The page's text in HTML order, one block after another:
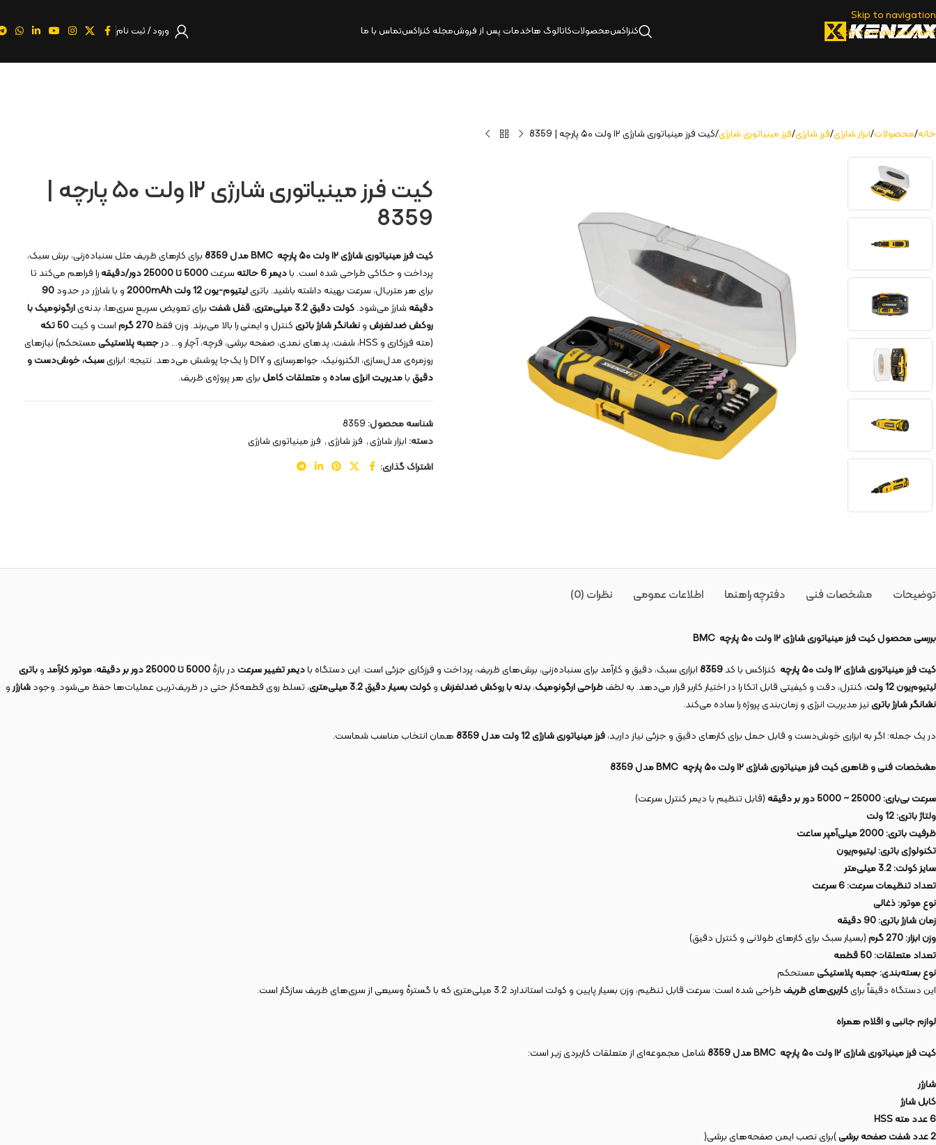
Skip to navigation
Skip to main content
کنزاکسمحصولاتکاتالوگ‌ هاخدمات پس از فروشمجله کنزاکستماس با ما ورود / ثبت نام
خانه محصولات ابزار شارژی فرز شارژی فرز مینیاتوری شارژی کیت فرز مینیاتوری شارژی ۱۲ ولت ۵۰ پارچه | 8359
کیت فرز مینیاتوری شارژی ۱۲ ولت ۵۰ پارچه |
8359
کیت فرز مینیاتوری شارژی۱۲ولت۵۰پارچه BMCمدل 8359
برای کارهای ظریف مثل سنباده‌زنی، برش سبک،
پرداخت و حکاکی طراحی شده است. بادیمر 6 حالته سرعت5000تا 25000 دور/دقیقه
را فراهم می‌کند تا
برای هر متریال، سرعت بهینه داشته باشید. باتریلیتیوم-یون 12 ولت 2000 mAh و با شارژر در حدود90
دقیقهشارژ می‌شود.کولت دقیق 3.2 میلی‌متری ،قفل شفتبرای تعویض سریع سری‌ها، بدنه‌یارگونومیک با
روکش ضدلغزشونشانگر شارژ باتریکنترل و ایمنی را بالا می‌برند. وزن فقط270گرماست و کیت50تکه
(مته فرزکاری و HSS، شفت، پدهای نمدی، صفحه برشی، فرچه، آچار و… در
جعبه پلاستیکیمستحکم) نیازهای
روزمره‌ی مدل‌سازی، الکترونیک، جواهرسازی و DIY را یک‌جا پوشش می‌دهد. نتیجه: ابزاری
سبک، خوش‌دست و
دقیقبامدیریت انرژی ساده ومتعلقات کاملبرای هر پروژه‌ی ظریف.
شناسه محصول:8359
دسته:ابزار شارژی, فرز شارژی, فرز مینیاتوری شارژی
اشتراک گذاری:
توضیحات نظرات (0) مشخصات فنی اطلاعات عمومی دفترچه راهنما
بررسی محصول کیت فرز مینیاتوری شارژی۱۲ولت۵۰پارچه BMC
کیت فرز مینیاتوری شارژی۱۲ولت۵۰پارچه کنزاکس با کد8359ابزاری سبک، دقیق و کارآمد برای سنباده‌زنی، برش‌های ظریف، پرداخت و فرزکاری جزئی است. این دستگاه بادیمر تغییر سرعتدر بازهٔ5000تا25000دور بر دقیقه،موتور کارآمد وباتری
لیتیوم‌یون12ولت، کنترل، دقت و کیفیتی قابل اتکا را در اختیار کاربر قرار می‌دهد. به لطفطراحی ارگونومیک،بدنه با روکش ضدلغزشوکولت بسیار دقیق3.2میلی‌متری، تسلط روی قطعه‌کار حتی در ظریف‌ترین عملیات‌ها حفظ می‌شود. وجودشارژرو
نشانگر شارژ باترینیز مدیریت انرژی و زمان‌بندی پروژه را ساده می‌کند.
در یک جمله: اگر به ابزاری خوش‌دست و قابل حمل برای کارهای دقیق و جزئی نیاز دارید،فرز مینیاتوری شارژی 12 ولت مدل 8359 همان انتخاب مناسب شماست.
مشخصات فنی و ظاهری کیت فرز مینیاتوری شارژی۱۲ولت۵۰پارچه BMCمدل 8359
سرعت بی‌باری:
25000
~
5000دور بر دقیقه(قابل تنظیم با دیمر کنترل سرعت)
ولتاژ باتری: 12
ولت
ظرفیت باتری:
2000میلی‌آمپر ساعت
تکنولوژی باتری:لیتیوم‌یون
سایز کولت:
3.2میلی‌متر
تعداد تنظیمات سرعت:
6سرعت
نوع موتور:ذغالی
زمان شارژ باتری:
90دقیقه
وزن ابزار:270 گرم
(بسیار سبک برای کارهای طولانی و کنترل دقیق)
تعداد متعلقات:
50قطعه
نوع بسته‌بندی:جعبه پلاستیکیمستحکم
این دستگاه دقیقاً برایکاربری‌های ظریفطراحی شده است: سرعت‌ قابل تنظیم، وزن بسیار پایین و کولت استاندارد 3.2 میلی‌متری که با گسترهٔ وسیعی از سری‌های ظریف سازگار است.
لوازم جانبی و اقلام همراه
کیت فرز مینیاتوری شارژی۱۲ولت۵۰پارچه BMCمدل 8359 شامل مجموعه‌ای از متعلقات کاربردی زیر است:
شارژر
کابل شارژ
6 عدد مته
HSS
2 عدد شفت صفحه برشی
)برای نصب ایمن صفحه‌های برشی(